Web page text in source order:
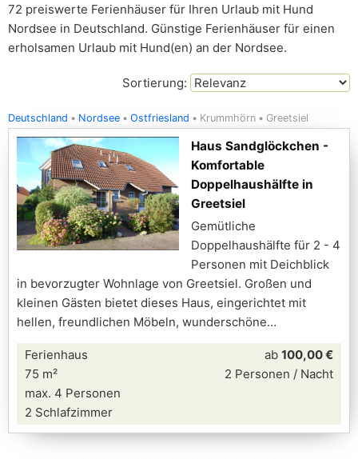
72 preiswerte Ferienhäuser für Ihren Urlaub mit Hund
Nordsee in Deutschland. Günstige Ferienhäuser für einen
erholsamen Urlaub mit Hund(en) an der Nordsee.
Sortierung:
Deutschland Nordsee Ostfriesland Krummhörn Greetsiel
Haus Sandglöckchen -
Komfortable
Doppelhaushälfte in
Greetsiel
Gemütliche
Doppelhaushälfte für 2 - 4
Personen mit Deichblick
in bevorzugter Wohnlage von Greetsiel. Großen und
kleinen Gästen bietet dieses Haus, eingerichtet mit
hellen, freundlichen Möbeln, wunderschöne
Ferienhaus
75 m²
max. 4 Personen
2 Schlafzimmer
ab 100,00 €
2 Personen / Nacht